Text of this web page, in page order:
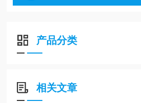
产品分类
相关文章